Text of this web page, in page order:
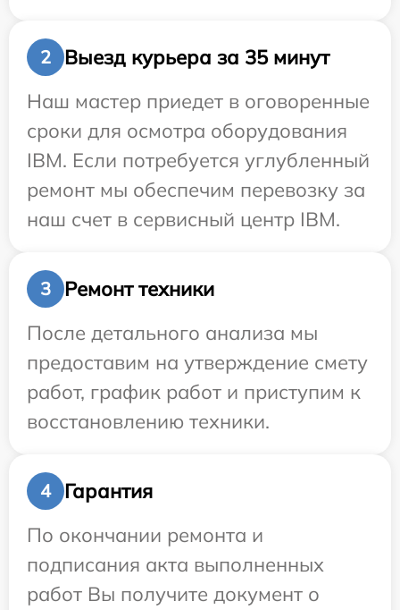
2
Выезд курьера за 35 минут
Наш мастер приедет в оговоренные
сроки для осмотра оборудования
IBM. Если потребуется углубленный
ремонт мы обеспечим перевозку за
наш счет в сервисный центр IBM.
3
Ремонт техники
После детального анализа мы
предоставим на утверждение смету
работ, график работ и приступим к
восстановлению техники.
4
Гарантия
По окончании ремонта и
подписания акта выполненных
работ Вы получите документ о